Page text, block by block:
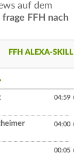
auf dem
frage FFH nach
FFH ALEXA-SKILL
04:59
04:00
00:05